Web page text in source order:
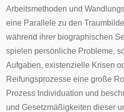
Arbeitsmethoden und
eine Parallele zu den
während ihrer biographischen
spielen persönliche Probleme,
Aufgaben, existenzielle Krisen
Reifungsprozesse eine große
Prozess Individuation und
und Gesetzmäßigkeiten dieser